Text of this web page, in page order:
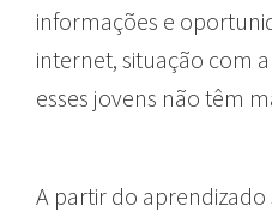
informações e
internet, situação com
esses jovens não têm
A partir do